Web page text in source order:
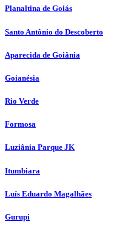
Planaltina de Goiás
Santo Antônio do Descoberto
Aparecida de Goiânia
Goianésia
Rio Verde
Formosa
Luziânia Parque JK
Itumbiara
Luís Eduardo Magalhães
Gurupi